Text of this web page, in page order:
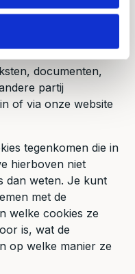
altijd inzicht hebben
met name het geval
documenten,
partij
of via onze website
tegenkomen die in
hierboven niet
dan weten. Je kunt
met de
welke cookies ze
is, wat de
op welke manier ze